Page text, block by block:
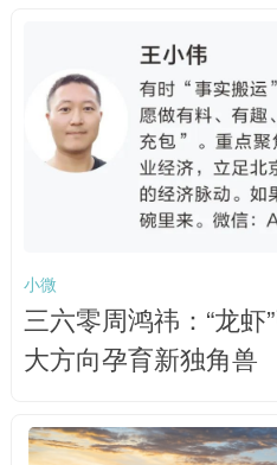
小微
三六零周鸿祎：“龙
大方向孕育新独角兽